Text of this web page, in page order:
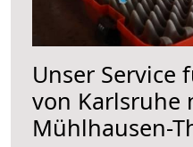
Unser Service
von Karlsruhe
Mühlhausen-